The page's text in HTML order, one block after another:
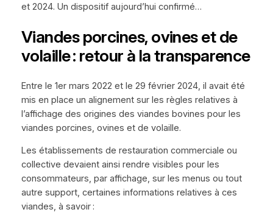
et 2024. Un dispositif aujourd’hui confirmé…
Viandes porcines, ovines et de
volaille : retour à la transparence
Entre le 1er mars 2022 et le 29 février 2024, il avait été
mis en place un alignement sur les règles relatives à
l’affichage des origines des viandes bovines pour les
viandes porcines, ovines et de volaille.
Les établissements de restauration commerciale ou
collective devaient ainsi rendre visibles pour les
consommateurs, par affichage, sur les menus ou tout
autre support, certaines informations relatives à ces
viandes, à savoir :